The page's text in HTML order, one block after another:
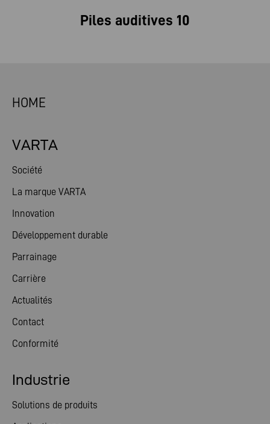
Piles auditives 10
HOME
VARTA
Société
La marque VARTA
Innovation
Développement durable
Parrainage
Carrière
Actualités
Contact
Conformité
Industrie
Solutions de produits